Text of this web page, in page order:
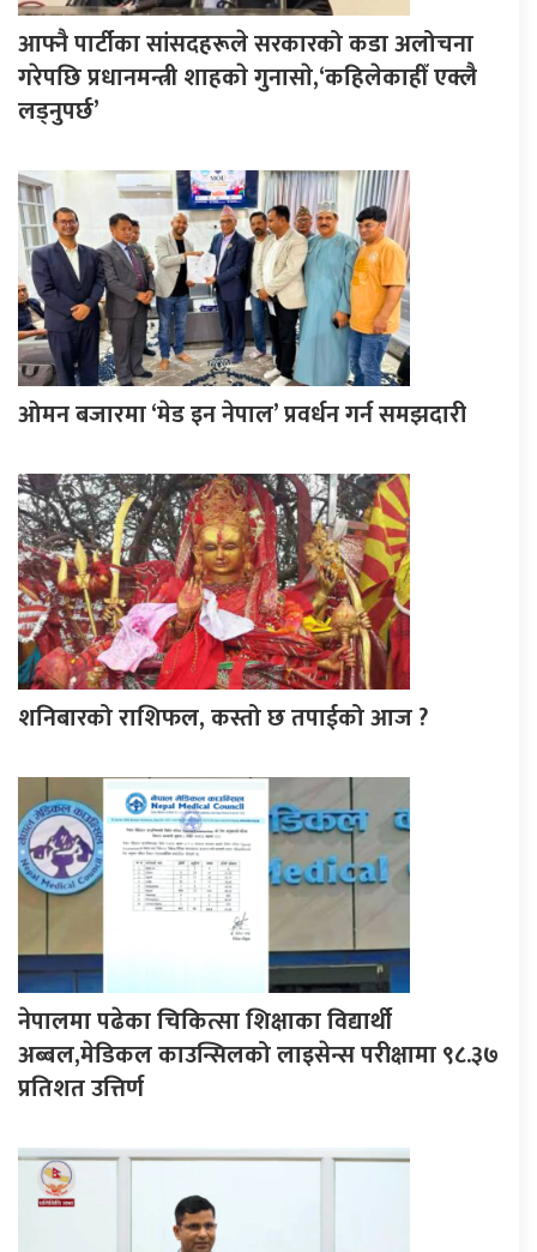
आफ्नै पार्टीका सांसदहरूले सरकारको कडा अलोचना
गरेपछि प्रधानमन्त्री शाहकाे गुनासाे,‘कहिलेकाहीँ एक्लै
लड्नुपर्छ’
ओमन बजारमा ‘मेड इन नेपाल’ प्रवर्धन गर्न समझदारी
शनिबारको राशिफल, कस्तो छ तपाईको आज ?
नेपालमा पढेका चिकित्सा शिक्षाका विद्यार्थी
अब्बल,मेडिकल काउन्सिलको लाइसेन्स परीक्षामा ९८.३७
प्रतिशत उत्तिर्ण